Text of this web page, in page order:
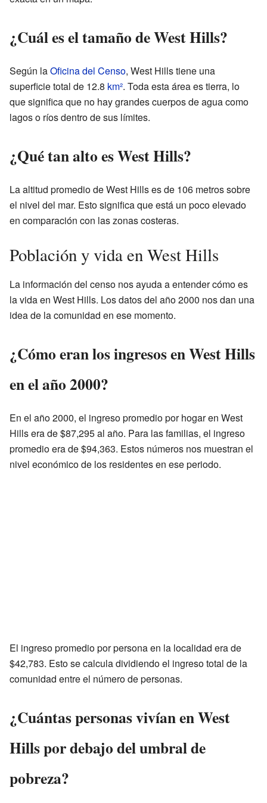
¿Cuál es el tamaño de West Hills?
Según laOficina del Censo, West Hills tiene una
superficie total de 12.8 km². Toda esta área es tierra, lo
que significa que no hay grandes cuerpos de agua como
lagos o ríos dentro de sus límites.
¿Qué tan alto es West Hills?
La altitud promedio de West Hills es de 106 metros sobre
el nivel del mar. Esto significa que está un poco elevado
en comparación con las zonas costeras.
Población y vida en West Hills
La información del censo nos ayuda a entender cómo es
la vida en West Hills. Los datos del año 2000 nos dan una
idea de la comunidad en ese momento.
¿Cómo eran los ingresos en West Hills
en el año 2000?
En el año 2000, el ingreso promedio por hogar en West
Hills era de $87,295 al año. Para las familias, el ingreso
promedio era de $94,363. Estos números nos muestran el
nivel económico de los residentes en ese periodo.
El ingreso promedio por persona en la localidad era de
$42,783. Esto se calcula dividiendo el ingreso total de la
comunidad entre el número de personas.
¿Cuántas personas vivían en West
Hills por debajo del umbral de
pobreza?